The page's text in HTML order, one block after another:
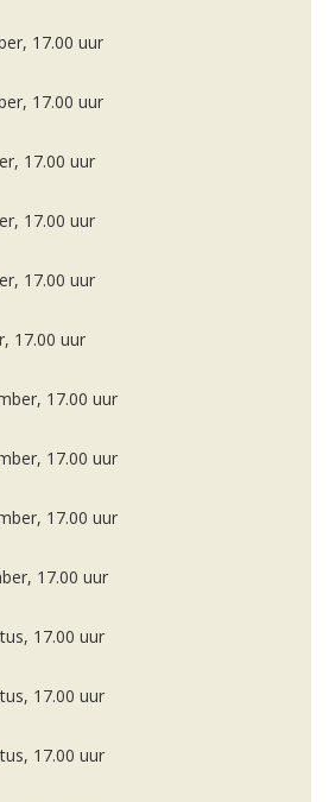
17.00 uur
17.00 uur
17.00 uur
17.00 uur
17.00 uur
17.00 uur
17.00 uur
17.00 uur
17.00 uur
17.00 uur
17.00 uur
17.00 uur
17.00 uur